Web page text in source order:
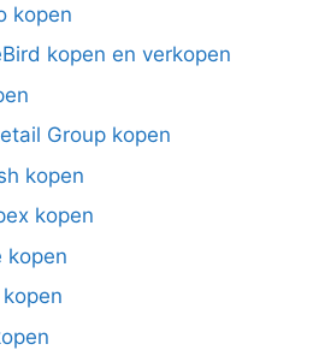
kopen
kopen en verkopen
Group kopen
kopen
kopen
kopen